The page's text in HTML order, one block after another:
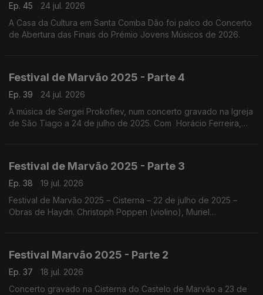
Ep. 45
24 jul. 2026
A Casa da Cultura em Santa Comba Dão foi palco do Concerto
de Abertura das Finais do Prémio Jovens Músicos de 2026.
Festival de Marvão 2025 - Parte 4
Ep. 39
24 jul. 2026
A música de Sergei Prokofiev, num concerto gravado na Igreja
de São Tiago a 24 de julho de 2025. Com Horácio Ferreira,
Festival de Marvão 2025 - Parte 3
Ep. 38
19 jul. 2026
Festival de Marvão 2025 – Cisterna – 22 de julho de 2025 –
Obras de Haydn. Christoph Poppen (violino), Muriel
Festival Marvão 2025 - Parte 2
Ep. 37
18 jul. 2026
Concerto gravado na Cisterna do Castelo de Marvão a 23 de